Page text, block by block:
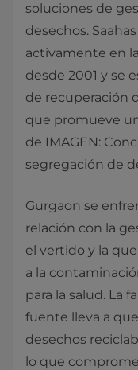
soluciones de
desechos.
activamente en
desde 2001 y se
de recuperación
que promueve
de IMAGEN:
segregación de
Gurgaon se
relación con la
el vertido y la
a la
para la salud. La
fuente lleva a
desechos
lo que